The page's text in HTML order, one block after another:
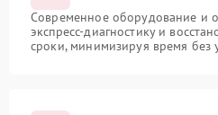
Современное оборудование и
экспресс-диагностику и
сроки, минимизируя время без